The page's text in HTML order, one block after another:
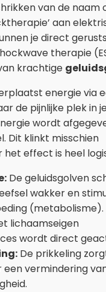
van de naam
aan
je direct
therapie
krachtige
energie via
de pijnlijke plek in
wordt
Dit klinkt misschien
het effect is heel
De geluidsgolven
wakker en
(metabolisme).
lichaamseigen
wordt direct
De prikkeling
vermindering